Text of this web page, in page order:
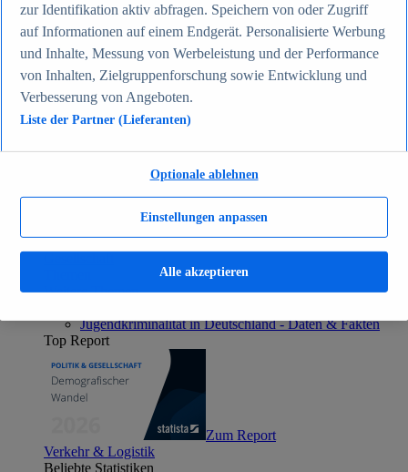
Zum Report
Gesellschaft
Aktuelle Statistiken
Die reichsten Menschen der Welt 2026
Empfänger von Arbeitslosengeld II / Sozialgeld /
Bürgergeld in Deutschland 2005-2025
Ausländer in Deutschland nach Nationalität 2025
Demografie: Altersstruktur in Deutschland 2024
Weitere Themen
Jugendkriminalität in Deutschland - Daten & Fakten
Top Report
Zum Report
Verkehr & Logistik
Beliebte Statistiken
zur Identifikation aktiv abfragen. Speichern von oder Zugriff
auf Informationen auf einem Endgerät. Personalisierte Werbung
und Inhalte, Messung von Werbeleistung und der Performance
von Inhalten, Zielgruppenforschung sowie Entwicklung und
Verbesserung von Angeboten.
Liste der Partner (Lieferanten)
Einstellungen anpassen
Optionale ablehnen
Alle akzeptieren